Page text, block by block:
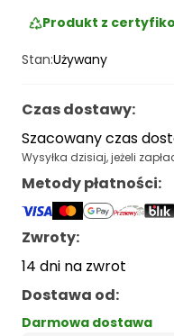
Produkt z
Stan:Używany
Czas dostawy:
Szacowany czas
Wysyłka dzisiaj, jeżeli
Metody płatności:
Zwroty:
14 dni na zwrot
Dostawa od:
Darmowa dostawa